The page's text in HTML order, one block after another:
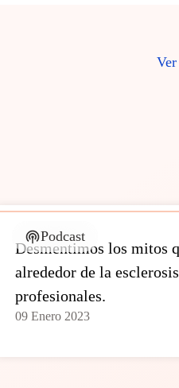
Podcast
Desmentimos los mitos
alrededor de la
profesionales.
09 Enero 2023